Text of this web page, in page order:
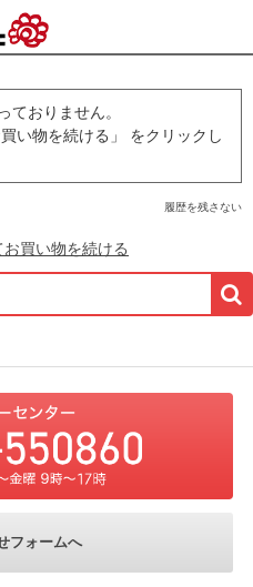
ておりません。
い物を続ける」 をクリックし
履歴を残さない
買い物を続ける
フォームへ